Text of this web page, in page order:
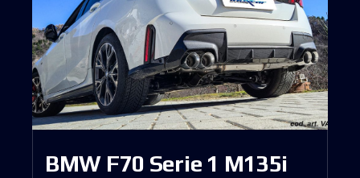
BMW F70 Serie 1 M135i